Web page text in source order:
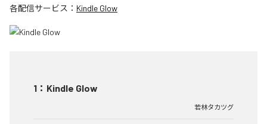
各配信サービス： Kindle Glow
1 ： Kindle Glow
若林タカツグ